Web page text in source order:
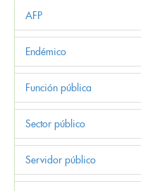
AFP
Endémico
Función pública
Sector público
Servidor público